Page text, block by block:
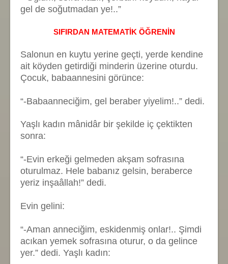
gel de soğutmadan ye!..”
SIFIRDAN MATEMATİK ÖĞRENİN
Salonun en kuytu yerine geçti, yerde kendine
ait köyden getirdiği minderin üzerine oturdu.
Çocuk, babaannesini görünce:
“-Babaanneciğim, gel beraber yiyelim!..” dedi.
Yaşlı kadın mânidâr bir şekilde iç çektikten
sonra:
“-Evin erkeği gelmeden akşam sofrasına
oturulmaz. Hele babanız gelsin, beraberce
yeriz inşaâllah!” dedi.
Evin gelini:
“-Aman anneciğim, eskidenmiş onlar!.. Şimdi
acıkan yemek sofrasına oturur, o da gelince
yer.” dedi. Yaşlı kadın: